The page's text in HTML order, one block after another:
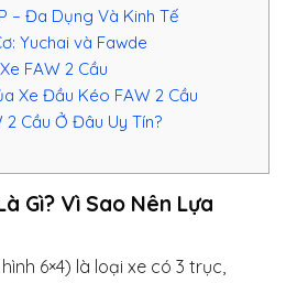
– Đa Dụng Và Kinh Tế
Yuchai và Fawde
FAW 2 Cầu
Xe Đầu Kéo FAW 2 Cầu
Cầu Ở Đâu Uy Tín?
Gì? Vì Sao Nên Lựa
6×4) là loại xe có 3 trục,